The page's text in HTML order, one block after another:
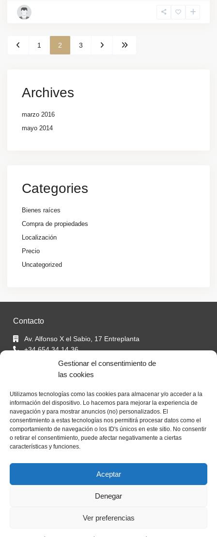
Gestionar el consentimiento de
las cookies
Utilizamos tecnologías como las cookies para almacenar y/o acceder a la
información del dispositivo. Lo hacemos para mejorar la experiencia de
navegación y para mostrar anuncios (no) personalizados. El
consentimiento a estas tecnologías nos permitirá procesar datos como el
comportamiento de navegación o los ID's únicos en este sitio. No consentir
o retirar el consentimiento, puede afectar negativamente a ciertas
características y funciones.
Aceptar
Denegar
Ver preferencias
1 2 3
Archives
marzo 2016
mayo 2014
Categories
Bienes raíces
Compra de propiedades
Localización
Precio
Uncategorized
Contacto
Av. Alfonso X el Sabio, 17 Entreplanta
+34 654 34 14 36
+34 865 64 90 07
info@inmodreamhouse.com
Redes Sociales
Inicio